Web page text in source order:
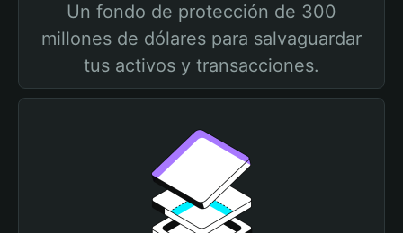
Un fondo de protección de 300
millones de dólares para salvaguardar
tus activos y transacciones.